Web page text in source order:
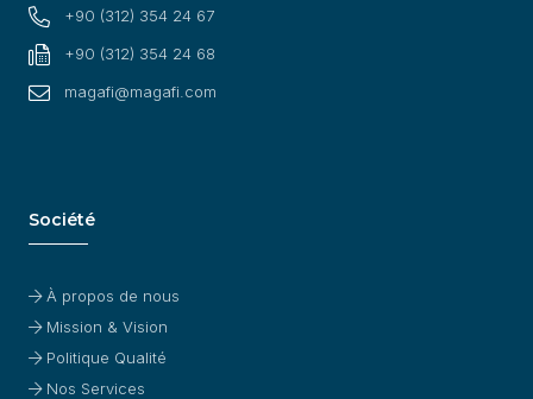
+90 (312) 354 24 67
+90 (312) 354 24 68
magafi@magafi.com
Société
À propos de nous
Mission & Vision
Politique Qualité
Nos Services